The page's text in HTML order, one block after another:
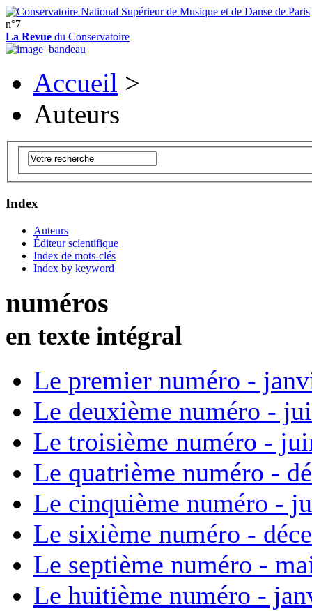
n°7
La Revue du Conservatoire
Accueil >
Auteurs
Index
Auteurs
Éditeur scientifique
Index de mots-clés
Index by keyword
numéros
en texte intégral
Le premier numéro -
Le deuxième numéro -
Le troisième numéro -
Le quatrième numéro -
Le cinquième numéro -
Le sixième numéro -
Le septième numéro -
Le huitième numéro -